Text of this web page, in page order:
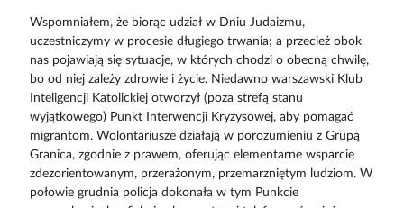
Wspomniałem, że biorąc udział w Dniu Judaizmu,
uczestniczymy w procesie długiego trwania; a przecież obok
nas pojawiają się sytuacje, w których chodzi o obecną chwilę,
bo od niej zależy zdrowie i życie. Niedawno warszawski Klub
Inteligencji Katolickiej otworzył (poza strefą stanu
wyjątkowego) Punkt Interwencji Kryzysowej, aby pomagać
migrantom. Wolontariusze działają w porozumieniu z Grupą
Granica, zgodnie z prawem, oferując elementarne wsparcie
zdezorientowanym, przerażonym, przemarzniętym ludziom. W
połowie grudnia policja dokonała w tym Punkcie